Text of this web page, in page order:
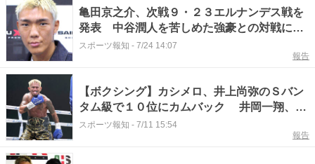
亀田京之介、次戦９・２３エルナンデス戦を
発表 中谷潤人を苦しめた強豪との対戦にも
「自信しかない。３メートルぐらい吹っ飛ば
スポーツ報知 - 7/24 14:07
報告
【ボクシング】カシメロ、井上尚弥のＳバン
タム級で１０位にカムバック 井岡一翔、バ
ンタム級８位、亀田京之介フェザー級１５位
スポーツ報知 - 7/11 15:54
報告